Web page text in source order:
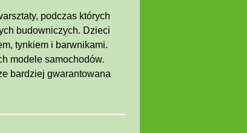
podczas których
budowniczych. Dzieci
tynkiem i barwnikami.
modele samochodów.
bardziej gwarantowana